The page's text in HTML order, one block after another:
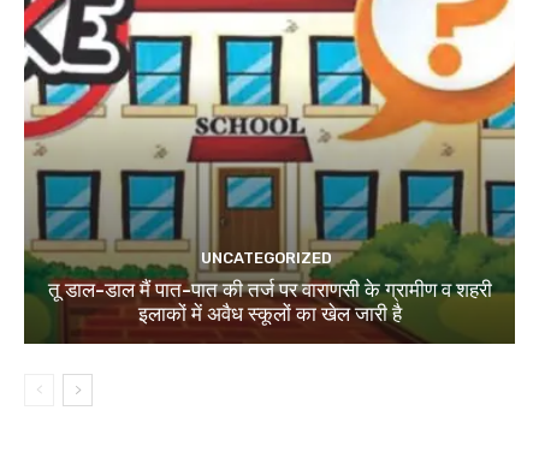
UNCATEGORIZED
तू डाल-डाल मैं पात-पात की तर्ज पर वाराणसी के ग्रामीण व शहरी
इलाकों में अवैध स्कूलों का खेल जारी है